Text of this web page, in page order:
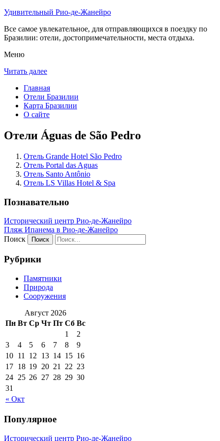
Удивительный Рио-де-Жанейро
Все самое увлекательное, для отправляющихся в поездку по
Бразилии: отели, достопримечательности, места отдыха.
Меню
Читать далее
Главная
Отели Бразилии
Карта Бразилии
О сайте
Отели Águas de São Pedro
Отель Grande Hotel São Pedro
Отель Portal das Aguas
Отель Santo Antônio
Отель LS Villas Hotel & Spa
Познавательно
Исторический центр Рио-де-Жанейро
Пляж Ипанема в Рио-де-Жанейро
Поиск
Рубрики
Памятники
Природа
Сооружения
Август 2026
Пн Вт Ср Чт Пт Сб Вс
« Окт
1
2
3
4 5 6 7 8
9
10 11 12 13 14 15 16
17 18 19 20 21 22 23
24 25 26 27 28 29 30
31
Популярное
Исторический центр Рио-де-Жанейро